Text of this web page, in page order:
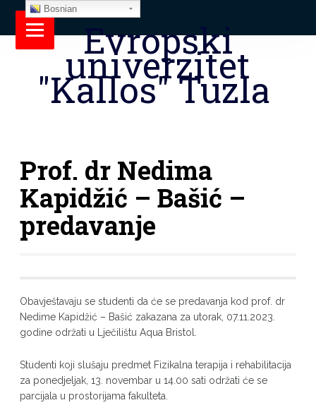
Evropski
univerzitet
"Kallos" Tuzla
Prof. dr Nedima
Kapidžić – Bašić –
predavanje
Obavještavaju se studenti da će se predavanja kod prof. dr
Nedime Kapidžić – Bašić zakazana za utorak, 07.11.2023.
godine održati u Lječilištu Aqua Bristol.
Studenti koji slušaju predmet Fizikalna terapija i rehabilitacija
za ponedjeljak, 13. novembar u 14.00 sati održati će se
parcijala u prostorijama fakulteta.
Bosnian